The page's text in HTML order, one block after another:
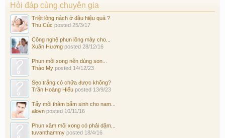
Hỏi đáp cùng chuyên gia
Triệt lông nách ở đâu hiệu quả ?
Thu Cúc posted 25/3/17
Công nghệ phun lông mày cho...
Xuân Hương posted 28/12/16
Phun môi xong nên dùng son...
Thảo My posted 14/12/23
Sẹo trắng có chữa được không?
Trần Hoàng Hiếu posted 13/9/23
Tẩy môi thâm bẩm sinh cho nam...
alovn posted 10/11/16
Phun xăm môi xong có phải dặm...
tuvanthammy posted 18/4/16